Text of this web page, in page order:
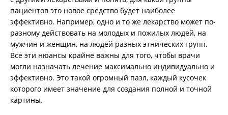
пациентов это новое средство будет наиболее
эффективно. Например, одно и то же лекарство может по-
разному действовать на молодых и пожилых людей, на
мужчин и женщин, на людей разных этнических групп.
Все эти нюансы крайне важны для того, чтобы врачи
могли назначать лечение максимально индивидуально и
эффективно. Это такой огромный пазл, каждый кусочек
которого имеет значение для создания полной и точной
картины.